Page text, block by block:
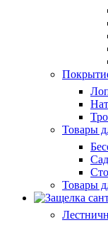
Товары
Товары